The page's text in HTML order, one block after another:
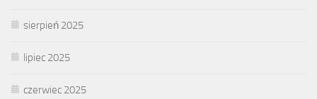
sierpień 2025
lipiec 2025
czerwiec 2025